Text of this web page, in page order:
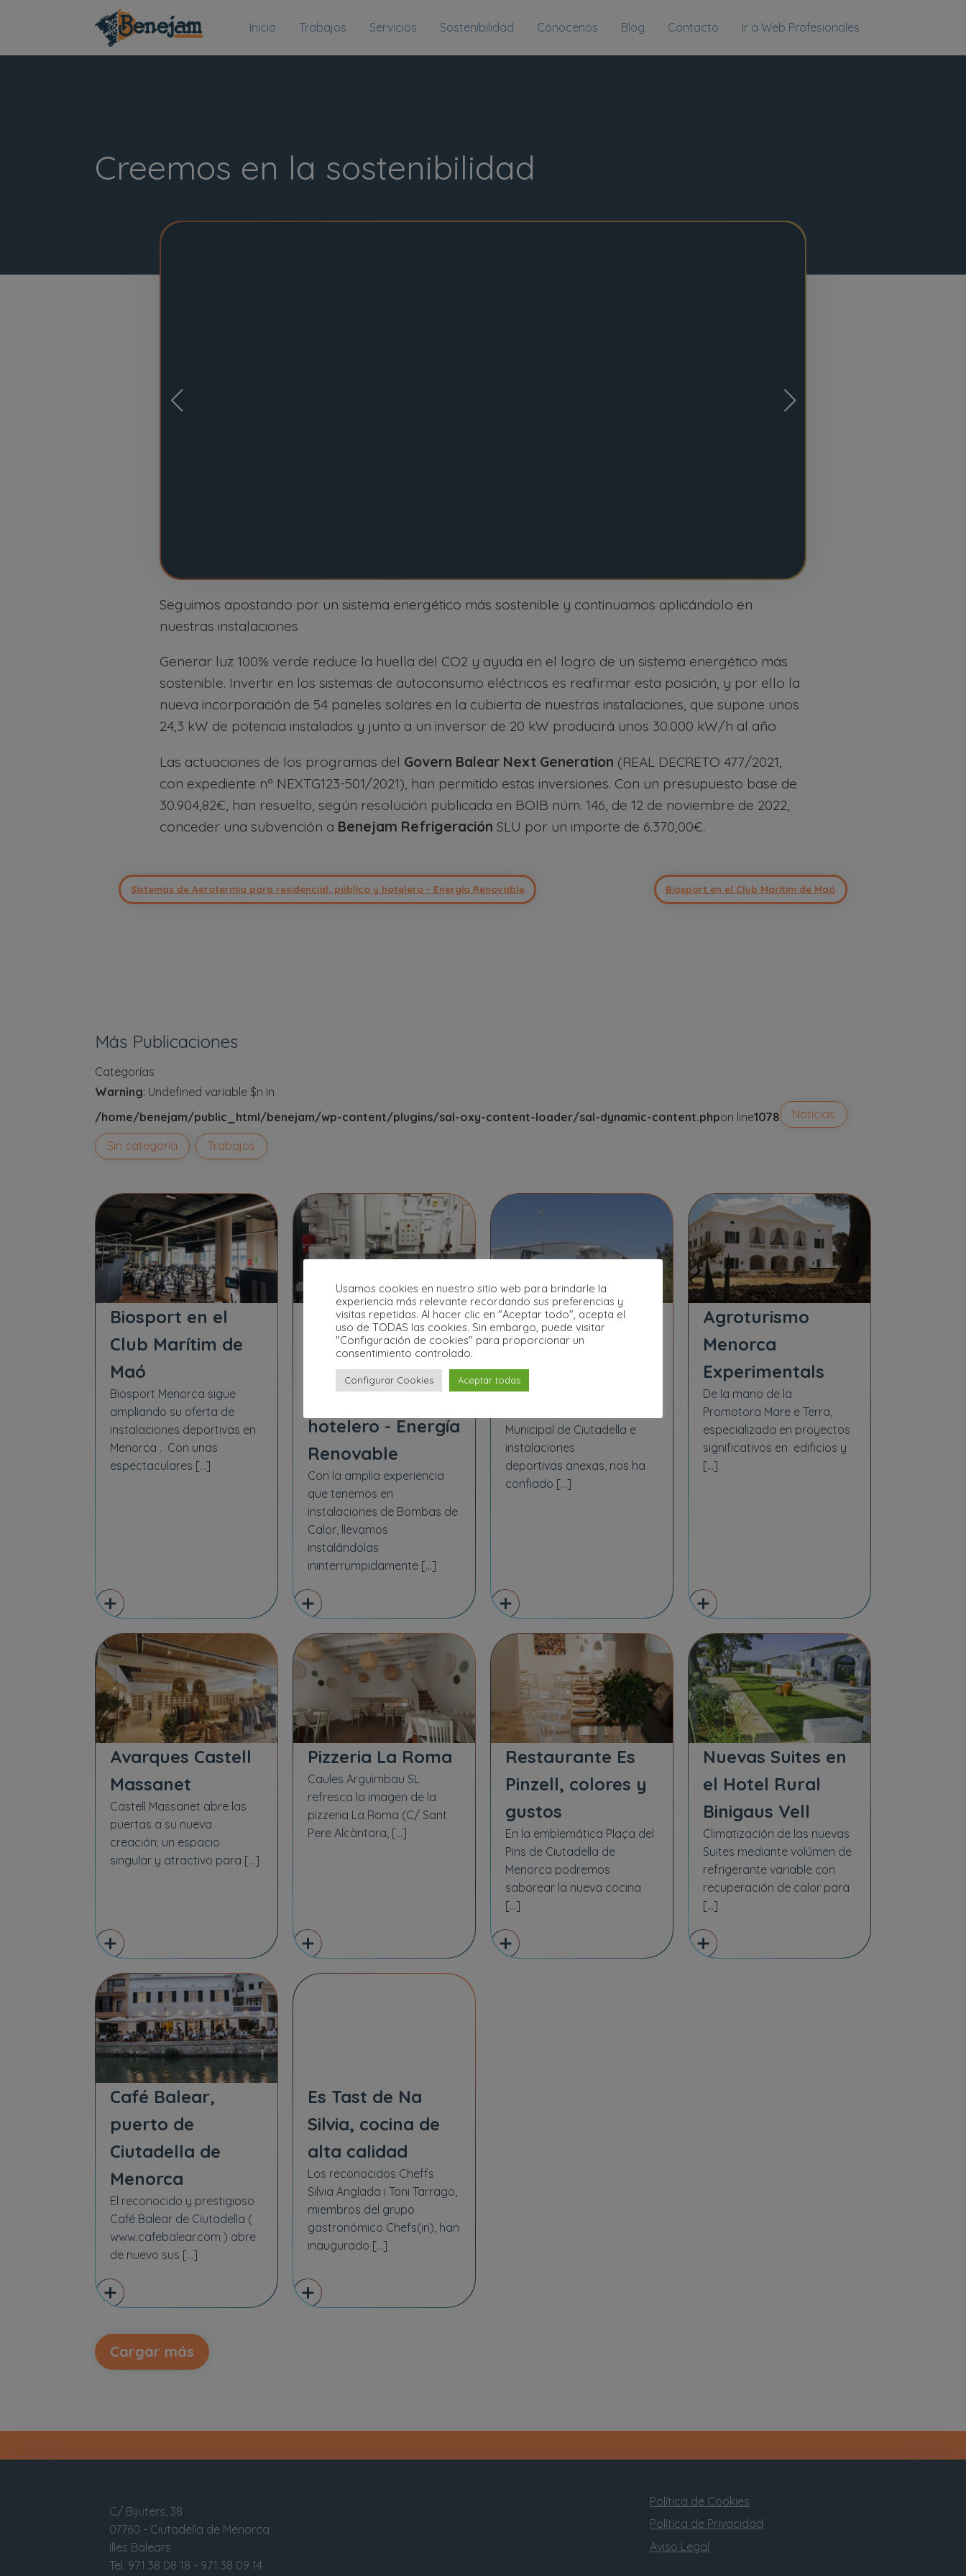
Inicio Trabajos Servicios Sostenibilidad Cónocenos Blog Contacto Ir a Web Profesionales
Creemos en la sostenibilidad
Seguimos apostando por un sistema energético más sostenible y continuamos aplicándolo en
nuestras instalaciones
Generar luz 100% verde reduce la huella del CO2 y ayuda en el logro de un sistema energético más
sostenible. Invertir en los sistemas de autoconsumo eléctricos es reafirmar esta posición, y por ello la
nueva incorporación de 54 paneles solares en la cubierta de nuestras instalaciones, que supone unos
24,3 kW de potencia instalados y junto a un inversor de 20 kW producirá unos 30.000 kW/h al año
Las actuaciones de los programas del Govern Balear Next Generation (REAL DECRETO 477/2021,
con expediente nº NEXTG123-501/2021), han permitido estas inversiones. Con un presupuesto base de
30.904,82€, han resuelto, según resolución publicada en BOIB núm. 146, de 12 de noviembre de 2022,
conceder una subvención a Benejam Refrigeración SLU por un importe de 6.370,00€.
Sistemas de Aerotermia para residencial, público y hotelero - Energía Renovable Biosport en el Club Marítim de Maó
Más Publicaciones
Categorías
Warning: Undefined variable $n in
/home/benejam/public_html/benejam/wp-content/plugins/sal-oxy-content-loader/sal-dynamic-content.phpon line1078 Noticias
Sin categoría Trabajos
Biosport en el
Club Marítim de
Maó
Biosport Menorca sigue
ampliando su oferta de
instalaciones deportivas en
Menorca . Con unas
espectaculares […]
Sistemas de
Aerotermia para
residencial,
público y
hotelero - Energía
Renovable
Con la amplia experiencia
que tenemos en
instalaciones de Bombas de
Calor, llevamos
instalándolas
ininterrumpidamente […]
Piscina Municipal,
Ciutadella de
Menorca
Biosport Menorca,
Municipal de Ciutadella e
instalaciones
deportivas anexas, nos ha
confiado […]
Agroturismo
Menorca
Experimentals
De la mano de la
Promotora Mare e Terra,
especializada en proyectos
significativos en edificios y
[…]
Avarques Castell
Massanet
Castell Massanet abre las
puertas a su nueva
creación: un espacio
singular y atractivo para […]
Pizzeria La Roma
Caules Arguimbau SL
refresca la imagen de la
pizzeria La Roma (C/ Sant
Pere Alcàntara, […]
Restaurante Es
Pinzell, colores y
gustos
En la emblemática Plaça del
Pins de Ciutadella de
Menorca podremos
saborear la nueva cocina
[…]
Nuevas Suites en
el Hotel Rural
Binigaus Vell
Climatización de las nuevas
Suites mediante volúmen de
refrigerante variable con
recuperación de calor para
[…]
Café Balear,
puerto de
Ciutadella de
Menorca
El reconocido y prestigioso
Café Balear de Ciutadella (
www.cafebalear.com ) abre
de nuevo sus […]
Es Tast de Na
Silvia, cocina de
alta calidad
Los reconocidos Cheffs
Silvia Anglada i Toni Tarrago,
miembros del grupo
gastronómico Chefs(in), han
inaugurado […]
Cargar más
C/ Bijuters, 38
07760 - Ciutadella de Menorca
Illes Balears
Tel. 971 38 08 18 - 971 38 09 14
Política de Cookies
Política de Privacidad
Aviso Legal
Usamos cookies en nuestro sitio web para brindarle la
experiencia más relevante recordando sus preferencias y
visitas repetidas. Al hacer clic en "Aceptar todo", acepta el
uso de TODAS las cookies. Sin embargo, puede visitar
"Configuración de cookies" para proporcionar un
consentimiento controlado.
Configurar Cookies Aceptar todas